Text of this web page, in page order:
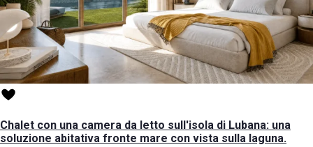
Chalet con una camera da letto sull'isola di Lubana: una
soluzione abitativa fronte mare con vista sulla laguna.